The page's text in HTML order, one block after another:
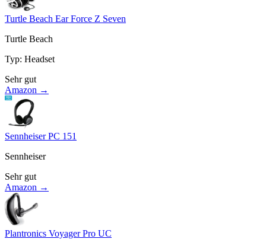
Turtle Beach Ear Force Z Seven
Turtle Beach
Typ: Headset
Sehr gut
Amazon →
Sennheiser PC 151
Sennheiser
Sehr gut
Amazon →
Plantronics Voyager Pro UC